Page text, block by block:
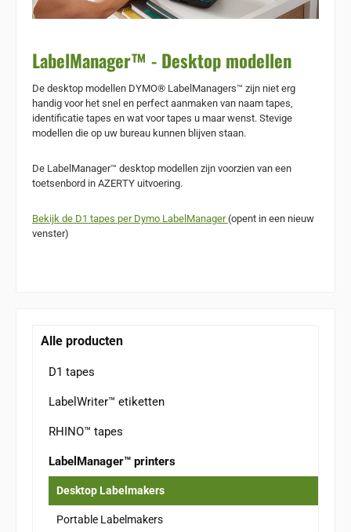
LabelManager™ - Desktop modellen
De desktop modellen DYMO® LabelManagers™ zijn niet erg
handig voor het snel en perfect aanmaken van naam tapes,
identificatie tapes en wat voor tapes u maar wenst. Stevige
modellen die op uw bureau kunnen blijven staan.
De LabelManager™ desktop modellen zijn voorzien van een
toetsenbord in AZERTY uitvoering.
Bekijk de D1 tapes per Dymo LabelManager(opent in een nieuw
venster)
Alle producten
D1 tapes
LabelWriter™ etiketten
RHINO™ tapes
LabelManager™ printers
Desktop Labelmakers
Portable Labelmakers